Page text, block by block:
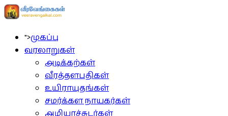
">முகப்பு
வரலாறுகள்
அடிக்கற்கள்
வீரத்தளபதிகள்
உயிராயுதங்கள்
சமர்க்கள நாயகர்கள்